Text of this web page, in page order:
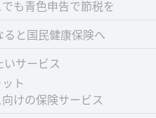
も青色申告で節税を
と国民健康保険へ
サービス
ト
けの保険サービス